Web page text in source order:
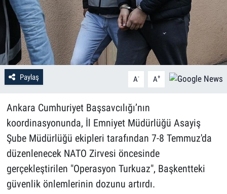
Paylaş A- A+
Ankara Cumhuriyet Başsavcılığı’nın
koordinasyonunda, İl Emniyet Müdürlüğü Asayiş
Şube Müdürlüğü ekipleri tarafından 7-8 Temmuz'da
düzenlenecek NATO Zirvesi öncesinde
gerçekleştirilen "Operasyon Turkuaz", Başkentteki
güvenlik önlemlerinin dozunu artırdı.